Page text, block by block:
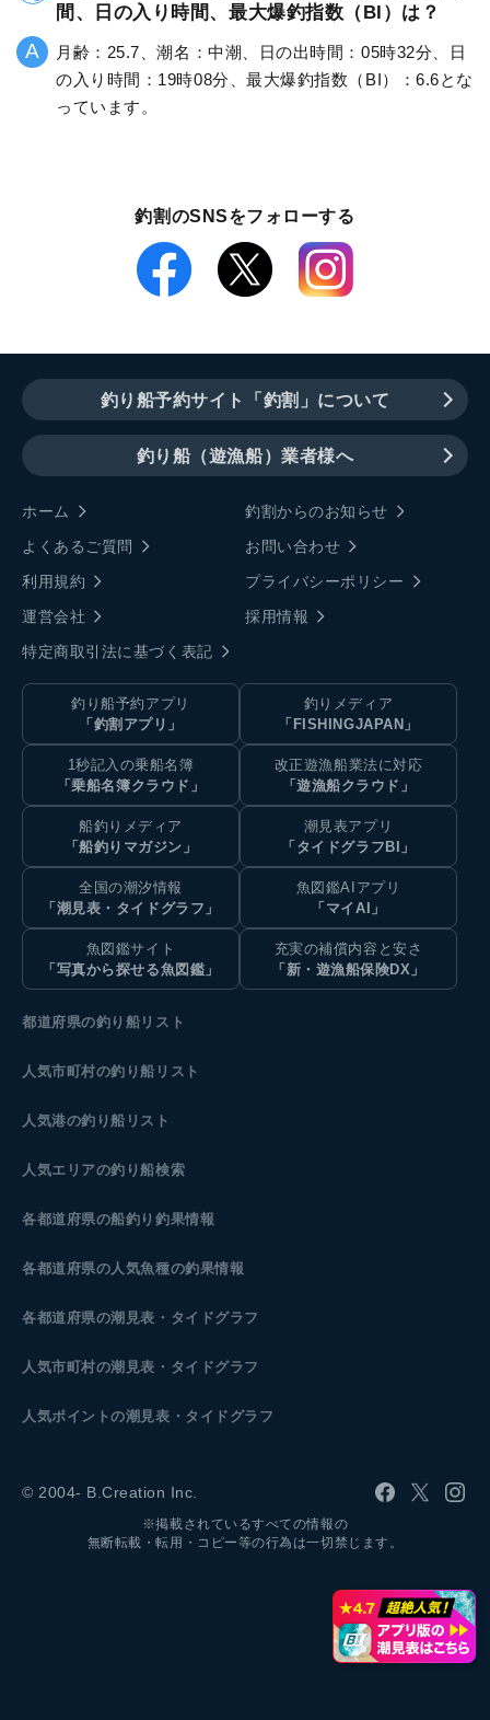
間、日の入り時間、最大爆釣指数（BI）は？
月齢：25.7、潮名：中潮、日の出時間：05時32分、日
の入り時間：19時08分、最大爆釣指数（BI）：6.6とな
っています。
釣割のSNSをフォローする
釣り船予約サイト「釣割」について
釣り船（遊漁船）業者様へ
ホーム
釣割からのお知らせ
よくあるご質問
お問い合わせ
利用規約
プライバシーポリシー
運営会社
採用情報
特定商取引法に基づく表記
釣り船予約アプリ
「釣割アプリ」
釣りメディア
「FISHINGJAPAN」
1秒記入の乗船名簿
「乗船名簿クラウド」
改正遊漁船業法に対応
「遊漁船クラウド」
船釣りメディア
「船釣りマガジン」
潮見表アプリ
「タイドグラフBI」
全国の潮汐情報
「潮見表・タイドグラフ」
魚図鑑AIアプリ
「マイAI」
魚図鑑サイト
「写真から探せる魚図鑑」
充実の補償内容と安さ
「新・遊漁船保険DX」
都道府県の釣り船リスト
人気市町村の釣り船リスト
人気港の釣り船リスト
人気エリアの釣り船検索
各都道府県の船釣り釣果情報
各都道府県の人気魚種の釣果情報
各都道府県の潮見表 ・タイドグラフ
人気市町村の潮見表・タイドグラフ
人気ポイントの潮見表・タイドグラフ
© 2004- B.Creation Inc.
※掲載されているすべての情報の
無断転載・転用・コピー等の行為は一切禁じます。